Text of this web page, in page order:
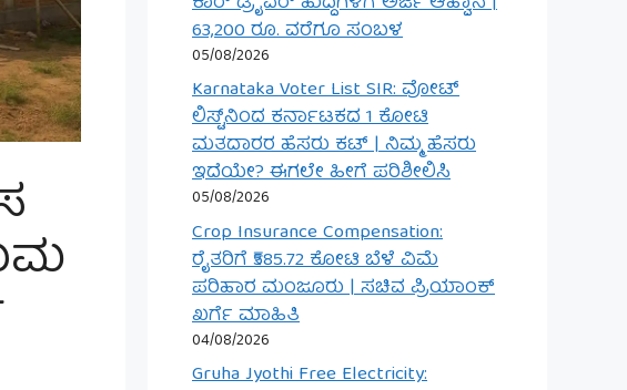
63,200 ರೂ. ವರೆಗೂ ಸಂಬಳ
05/08/2026
Karnataka Voter List SIR: ವೋಟ್
ಲಿಸ್ಟ್‌ನಿಂದ ಕರ್ನಾಟಕದ 1 ಕೋಟಿ
ಮತದಾರರ ಹೆಸರು ಕಟ್ | ನಿಮ್ಮ ಹೆಸರು
ಇದೆಯೇ? ಈಗಲೇ ಹೀಗೆ ಪರಿಶೀಲಿಸಿ
05/08/2026
Crop Insurance Compensation:
ರೈತರಿಗೆ ₹585.72 ಕೋಟಿ ಬೆಳೆ ವಿಮೆ
ಪರಿಹಾರ ಮಂಜೂರು | ಸಚಿವ ಪ್ರಿಯಾಂಕ್
ಖರ್ಗೆ ಮಾಹಿತಿ
04/08/2026
Gruha Jyothi Free Electricity: